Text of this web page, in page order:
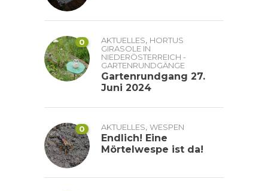
0 AKTUELLES, HORTUS
GIRASOLE IN
NIEDERÖSTERREICH -
GARTENRUNDGÄNGE
Gartenrundgang 27.
Juni 2024
0 AKTUELLES, WESPEN
Endlich! Eine
Mörtelwespe ist da!